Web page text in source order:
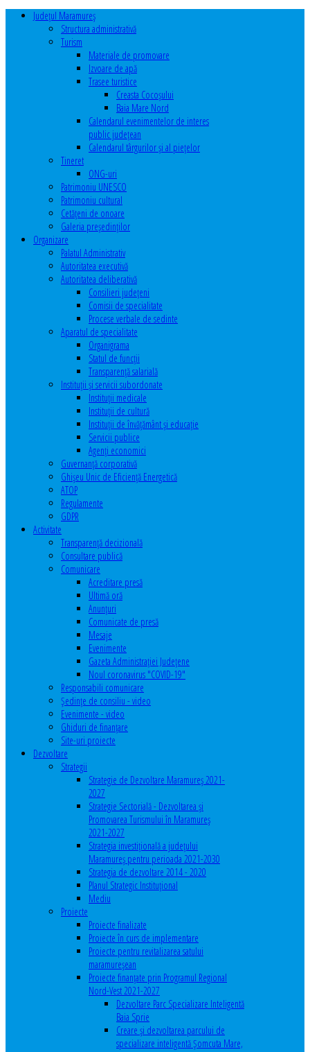
Judeţul Maramureş
Structura administrativă
Turism
Materiale de promovare
Izvoare de apă
Trasee turistice
Creasta Cocoșului
Baia Mare Nord
Calendarul evenimentelor de interes
public judeţean
Calendarul târgurilor şi al pieţelor
Tineret
ONG-uri
Patrimoniu UNESCO
Patrimoniu cultural
Cetăţeni de onoare
Galeria președinților
Organizare
Palatul Administrativ
Autoritatea executivă
Autoritatea deliberativă
Consilieri judeţeni
Comisii de specialitate
Procese verbale de sedinte
Aparatul de specialitate
Organigrama
Statul de funcții
Transparență salarială
Instituţii şi servicii subordonate
Instituţii medicale
Instituţii de cultură
Instituţii de învăţământ şi educaţie
Servicii publice
Agenţi economici
Guvernanță corporativă
Ghişeu Unic de Eficienţă Energetică
ATOP
Regulamente
GDPR
Activitate
Transparenţă decizională
Consultare publică
Comunicare
Acreditare presă
Ultimă oră
Anunţuri
Comunicate de presă
Mesaje
Evenimente
Gazeta Administraţiei Judeţene
Noul coronavirus "COVID-19"
Responsabili comunicare
Şedinţe de consiliu - video
Evenimente - video
Ghiduri de finanţare
Site-uri proiecte
Dezvoltare
Strategii
Strategie de Dezvoltare Maramureș 2021-
2027
Strategie Sectorială - Dezvoltarea și
Promovarea Turismului în Maramureș
2021-2027
Strategia investiţională a județului
Maramureș pentru perioada 2021-2030
Strategia de dezvoltare 2014 - 2020
Planul Strategic Instituţional
Mediu
Proiecte
Proiecte finalizate
Proiecte în curs de implementare
Proiecte pentru revitalizarea satului
maramureşean
Proiecte finanțate prin Programul Regional
Nord-Vest 2021-2027
Dezvoltare Parc Specializare Inteligentă
Baia Sprie
Creare și dezvoltarea parcului de
specializare inteligentă Șomcuta Mare,